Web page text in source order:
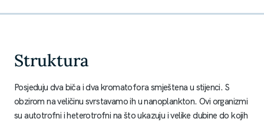
Struktura
Posjeduju dva biča i dva kromatofora smještena u stijenci. S
obzirom na veličinu svrstavamo ih u nanoplankton. Ovi organizmi
su autotrofni i heterotrofni na što ukazuju i velike dubine do kojih